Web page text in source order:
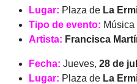
Lugar: Plaza de La
Tipo de evento: Música
Artista: Francisca
Fecha: Jueves, 28 de
Lugar: Plaza de La